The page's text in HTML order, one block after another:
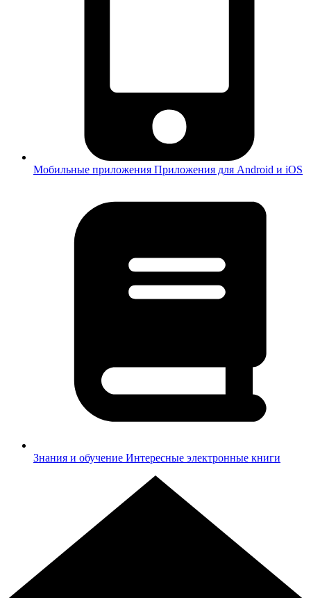
Мобильные приложения Приложения для Android и iOS
Знания и обучение Интересные электронные книги